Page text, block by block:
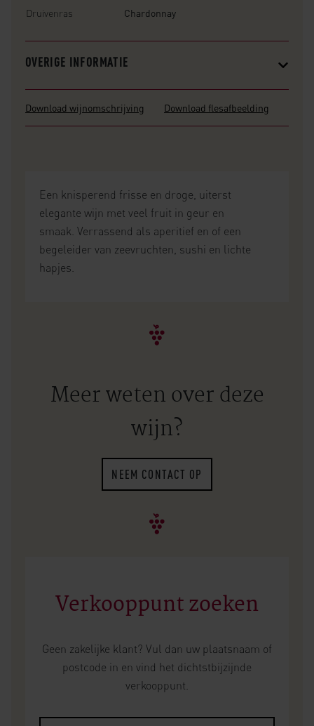
Druivenras
Chardonnay
OVERIGE INFORMATIE
Download wijnomschrijving Download flesafbeelding
Een knisperend frisse en droge, uiterst
elegante wijn met veel fruit in geur en
smaak. Verrassend als aperitief en of een
begeleider van zeevruchten, sushi en lichte
hapjes.
Meer weten over deze
wijn?
NEEM CONTACT OP
Verkooppunt zoeken
Geen zakelijke klant? Vul dan uw plaatsnaam of
postcode in en vind het dichtstbijzijnde
verkooppunt.